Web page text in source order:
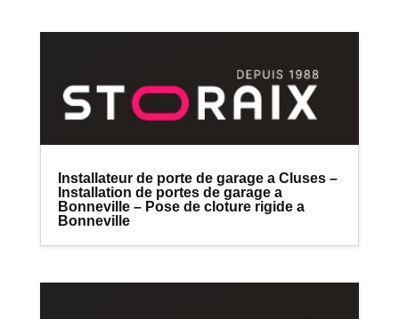
Installateur de porte de garage a Cluses –
Installation de portes de garage a
Bonneville – Pose de cloture rigide a
Bonneville